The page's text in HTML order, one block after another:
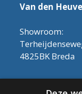
Van den
Showroom:
4825BK Breda
Let op!